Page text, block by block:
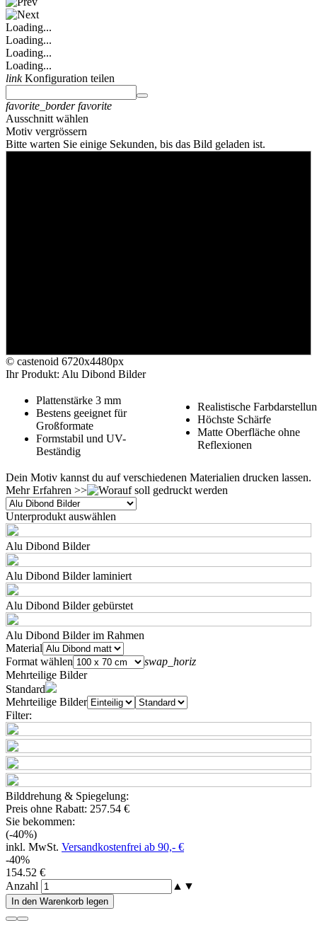
Loading...
Loading...
Loading...
Loading...
linkKonfiguration teilen
favorite_border favorite
Ausschnitt wählen
Motiv vergrössern
Bitte warten Sie einige Sekunden, bis das Bild geladen ist.
© castenoid 6720x4480px
Ihr Produkt: Alu Dibond Bilder
Plattenstärke 3 mm
Bestens geeignet für
Großformate
Formstabil und UV-
Beständig
Realistische
Höchste Schärfe
Matte Oberfläche ohne
Reflexionen
Dein Motiv kannst du auf verschiedenen Materialien drucken lassen.
Mehr Erfahren >>
Unterprodukt auswählen
Alu Dibond Bilder
Alu Dibond Bilder laminiert
Alu Dibond Bilder gebürstet
Alu Dibond Bilder im Rahmen
Material
Format wählen
swap_horiz
Mehrteilige Bilder
Standard
Mehrteilige Bilder
Filter:
Bilddrehung & Spiegelung:
Preis ohne Rabatt: 257.54 €
Sie bekommen:
(-40%)
inkl. MwSt. Versandkostenfrei ab 90,- €
-40%
154.52 €
Anzahl
▲ ▼
In den Warenkorb legen